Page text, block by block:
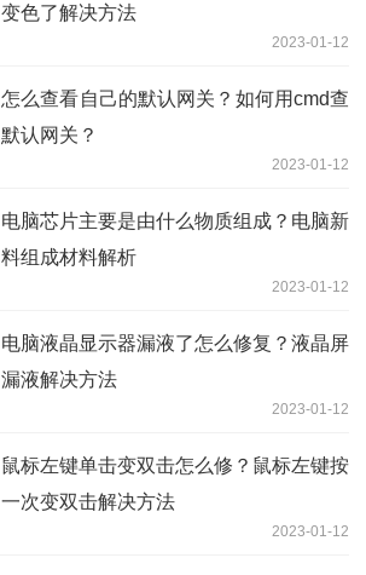
变色了解决方法
2023-01-12
怎么查看自己的默认网关？如何用cmd查
默认网关？
2023-01-12
电脑芯片主要是由什么物质组成？电脑新
料组成材料解析
2023-01-12
电脑液晶显示器漏液了怎么修复？液晶屏
漏液解决方法
2023-01-12
鼠标左键单击变双击怎么修？鼠标左键按
一次变双击解决方法
2023-01-12